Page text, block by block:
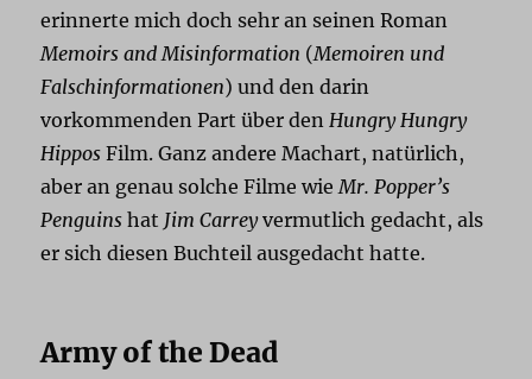
erinnerte mich doch sehr an seinen Roman
Memoirs and Misinformation (Memoiren und
Falschinformationen) und den darin
vorkommenden Part über den Hungry Hungry
Hippos Film. Ganz andere Machart, natürlich,
aber an genau solche Filme wie Mr. Popper’s
Penguins hat Jim Carreyvermutlich gedacht, als
er sich diesen Buchteil ausgedacht hatte.
Army of the Dead